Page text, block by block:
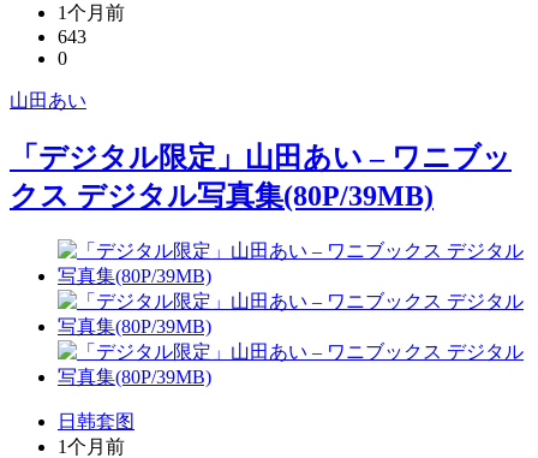
1个月前
643
0
山田あい
「デジタル限定」山田あい – ワニブッ
クス デジタル写真集(80P/39MB)
日韩套图
1个月前